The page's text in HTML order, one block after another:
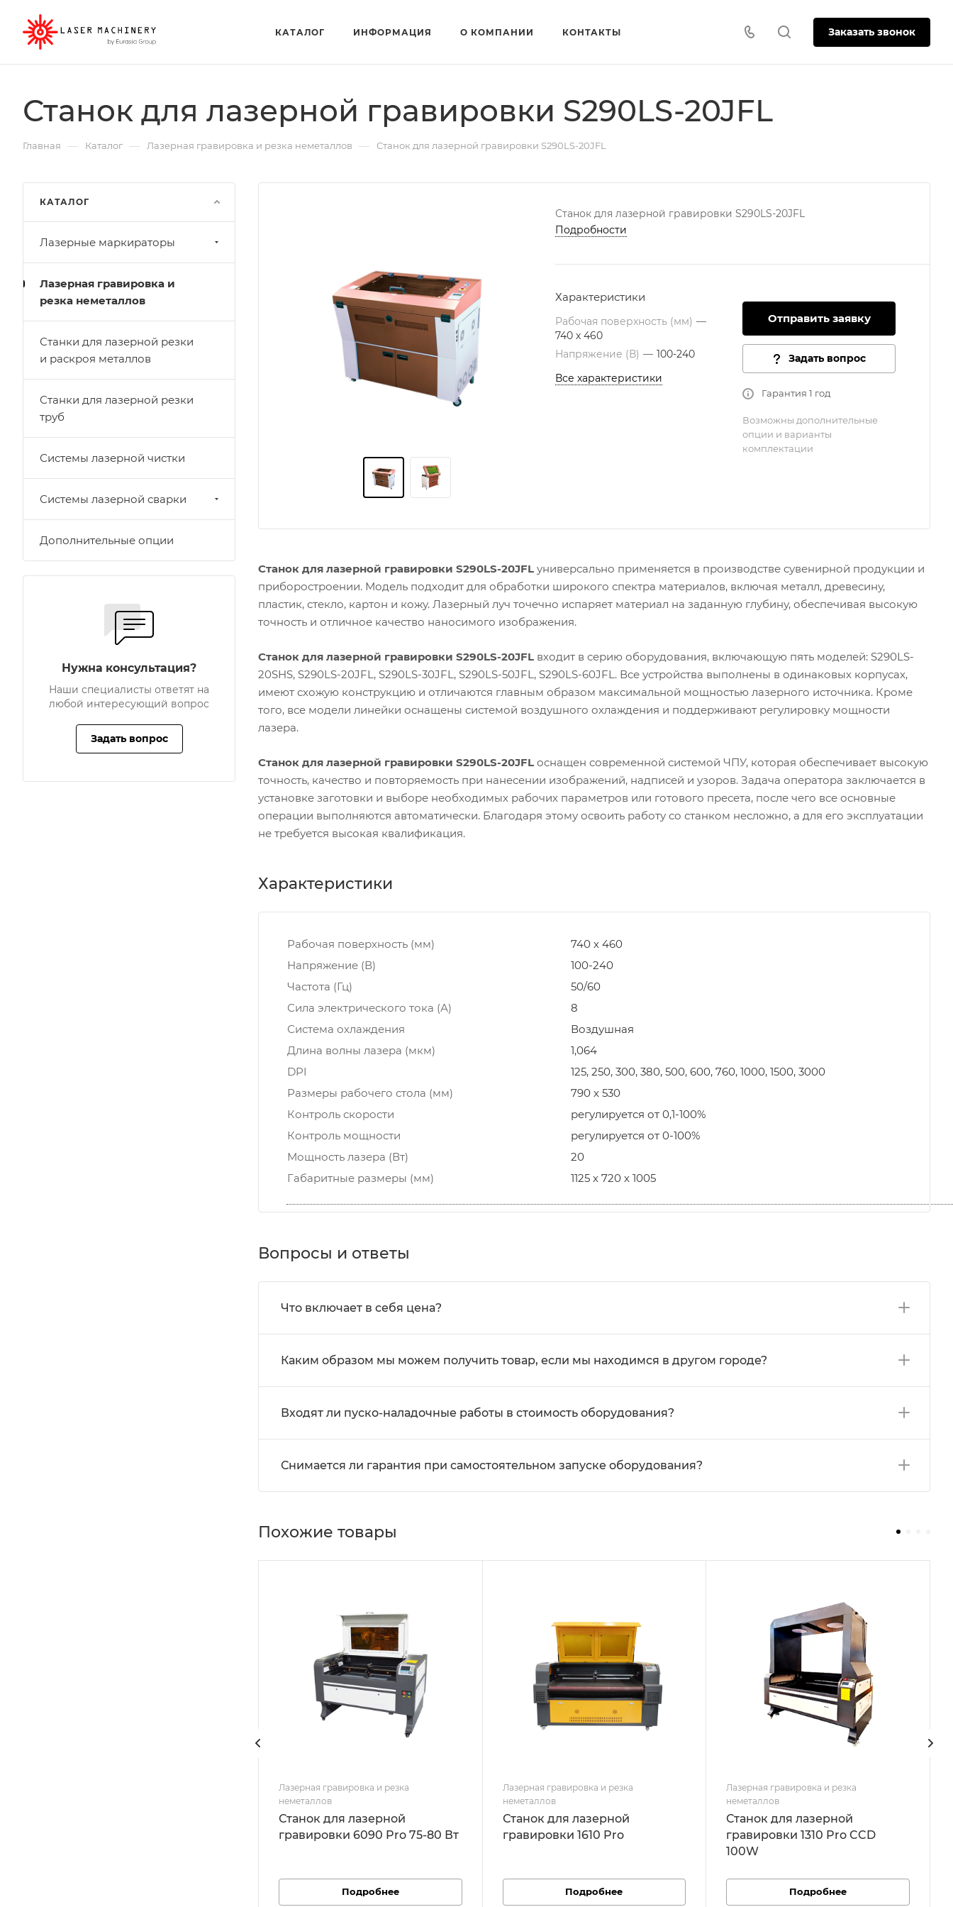
КАТАЛОГ ИНФОРМАЦИЯ О КОМПАНИИ КОНТАКТЫ Заказать звонок
Станок для лазерной гравировки S290LS-20JFL
Главная — Каталог — Лазерная гравировка и резка неметаллов — Станок для лазерной гравировки S290LS-20JFL
Станок для лазерной гравировки S290LS-20JFL
Подробности
Характеристики
Рабочая поверхность (мм) —
740 х 460
Напряжение (В) — 100-240
Все характеристики
Отправить заявку
Задать вопрос
Гарантия 1 год
Возможны дополнительные
опции и варианты
комплектации
Станок для лазерной гравировки S290LS-20JFL универсально применяется в производстве сувенирной продукции и
приборостроении. Модель подходит для обработки широкого спектра материалов, включая металл, древесину,
пластик, стекло, картон и кожу. Лазерный луч точечно испаряет материал на заданную глубину, обеспечивая высокую
точность и отличное качество наносимого изображения.
Станок для лазерной гравировки S290LS-20JFL входит в серию оборудования, включающую пять моделей: S290LS-
20SHS, S290LS-20JFL, S290LS-30JFL, S290LS-50JFL, S290LS-60JFL. Все устройства выполнены в одинаковых корпусах,
имеют схожую конструкцию и отличаются главным образом максимальной мощностью лазерного источника. Кроме
того, все модели линейки оснащены системой воздушного охлаждения и поддерживают регулировку мощности
лазера.
Станок для лазерной гравировки S290LS-20JFL оснащен современной системой ЧПУ, которая обеспечивает высокую
точность, качество и повторяемость при нанесении изображений, надписей и узоров. Задача оператора заключается в
установке заготовки и выборе необходимых рабочих параметров или готового пресета, после чего все основные
операции выполняются автоматически. Благодаря этому освоить работу со станком несложно, а для его эксплуатации
не требуется высокая квалификация.
Характеристики
Рабочая поверхность (мм)
740 х 460
Напряжение (В)
100-240
Частота (Гц)
50/60
Сила электрического тока (А)
8
Система охлаждения
Воздушная
Длина волны лазера (мкм)
1,064
DPI
125, 250, 300, 380, 500, 600, 760, 1000, 1500, 3000
Размеры рабочего стола (мм)
790 х 530
Контроль скорости
регулируется от 0,1-100%
Контроль мощности
регулируется от 0-100%
Мощность лазера (Вт)
20
Габаритные размеры (мм)
1125 х 720 х 1005
Вопросы и ответы
Что включает в себя цена?
Каким образом мы можем получить товар, если мы находимся в другом городе?
Входят ли пуско-наладочные работы в стоимость оборудования?
Снимается ли гарантия при самостоятельном запуске оборудования?
Похожие товары
Лазерная гравировка и резка
неметаллов
Станок для лазерной
гравировки 6090 Pro 75-80 Вт
Подробнее
Лазерная гравировка и резка
неметаллов
Станок для лазерной
гравировки 1610 Pro
Подробнее
Лазерная гравировка и резка
неметаллов
Станок для лазерной
гравировки 1310 Pro CCD
100W
Подробнее
КАТАЛОГ
Лазерные маркираторы
Лазерная гравировка и
резка неметаллов
Станки для лазерной резки
и раскроя металлов
Станки для лазерной резки
труб
Системы лазерной чистки
Системы лазерной сварки
Дополнительные опции
Нужна консультация?
Наши специалисты ответят на
любой интересующий вопрос
Задать вопрос